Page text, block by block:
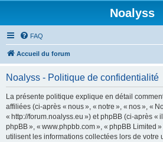
Noalyss
FAQ
Accueil du forum
Noalyss - Politique de confidentialité
La présente politique explique en détail
affiliées (ci-après « nous », « notre », « nos », «
« http://forum.noalyss.eu ») et phpBB (ci-après «
phpBB », « www.phpbb.com », « phpBB Limited
utilisent les informations collectées lors de votre